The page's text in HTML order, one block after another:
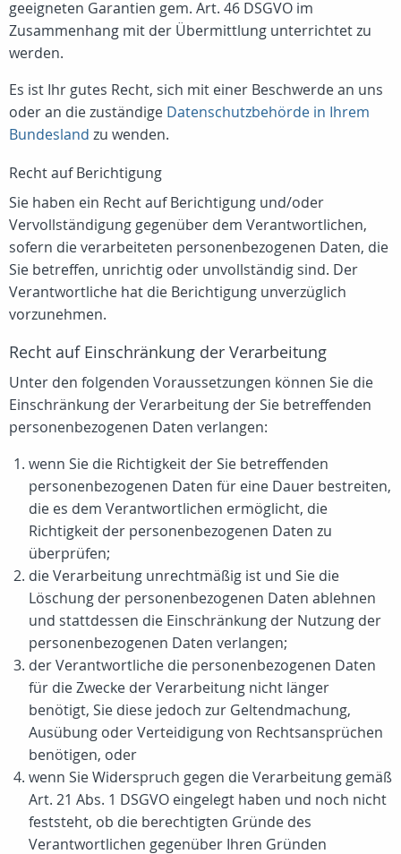
geeigneten Garantien gem. Art. 46 DSGVO im
Zusammenhang mit der Übermittlung unterrichtet zu
werden.
Es ist Ihr gutes Recht, sich mit einer Beschwerde an uns
oder an die zuständige Datenschutzbehörde in Ihrem
Bundesland zu wenden.
Recht auf Berichtigung
Sie haben ein Recht auf Berichtigung und/oder
Vervollständigung gegenüber dem Verantwortlichen,
sofern die verarbeiteten personenbezogenen Daten, die
Sie betreffen, unrichtig oder unvollständig sind. Der
Verantwortliche hat die Berichtigung unverzüglich
vorzunehmen.
Recht auf Einschränkung der Verarbeitung
Unter den folgenden Voraussetzungen können Sie die
Einschränkung der Verarbeitung der Sie betreffenden
personenbezogenen Daten verlangen:
wenn Sie die Richtigkeit der Sie betreffenden
personenbezogenen Daten für eine Dauer bestreiten,
die es dem Verantwortlichen ermöglicht, die
Richtigkeit der personenbezogenen Daten zu
überprüfen;
die Verarbeitung unrechtmäßig ist und Sie die
Löschung der personenbezogenen Daten ablehnen
und stattdessen die Einschränkung der Nutzung der
personenbezogenen Daten verlangen;
der Verantwortliche die personenbezogenen Daten
für die Zwecke der Verarbeitung nicht länger
benötigt, Sie diese jedoch zur Geltendmachung,
Ausübung oder Verteidigung von Rechtsansprüchen
benötigen, oder
wenn Sie Widerspruch gegen die Verarbeitung gemäß
Art. 21 Abs. 1 DSGVO eingelegt haben und noch nicht
feststeht, ob die berechtigten Gründe des
Verantwortlichen gegenüber Ihren Gründen